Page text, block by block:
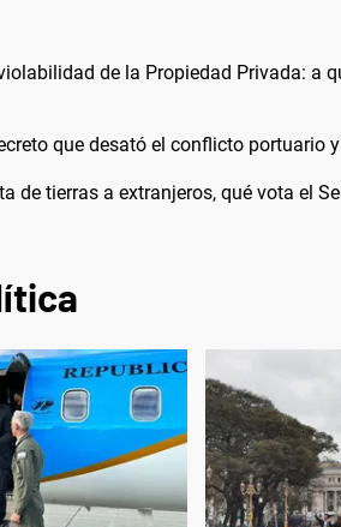
de la Propiedad Privada: a
que desató el conflicto portuario
de tierras a extranjeros, qué vota el